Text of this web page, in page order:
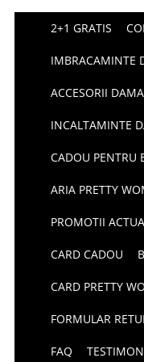
2+1 GRATIS
IMBRACAMINTE
ACCESORII DAMA
INCALTAMINTE
CADOU PENTRU
ARIA PRETTY
PROMOTII
CARD CADOU
CARD PRETTY
FORMULAR
FAQ